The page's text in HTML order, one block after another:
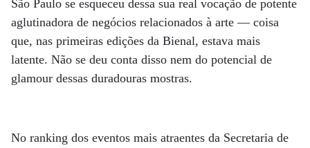
São Paulo se esqueceu dessa sua real vocação de potente
aglutinadora de negócios relacionados à arte — coisa
que, nas primeiras edições da Bienal, estava mais
latente. Não se deu conta disso nem do potencial de
glamour dessas duradouras mostras.
No ranking dos eventos mais atraentes da Secretaria de